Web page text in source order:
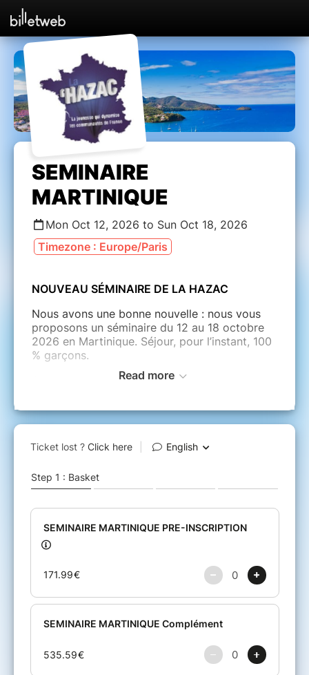
SEMINAIRE
MARTINIQUE
Mon Oct 12, 2026 to Sun Oct 18, 2026
Timezone : Europe/Paris
NOUVEAU SÉMINAIRE DE LA HAZAC
Nous avons une bonne nouvelle : nous vous
proposons un séminaire du 12 au 18 octobre
2026 en Martinique. Séjour, pour l’instant, 100
% garçons.
Excursions l’après-midi
Le coût du séjour est de 695
Le séjour comprend :
L’hébergement
Les excursions
Si votre candidature est retenue, le reste
fois.
En cas de refus de la candidature, l’acompte
vous sera intégralement remboursé.
Read more